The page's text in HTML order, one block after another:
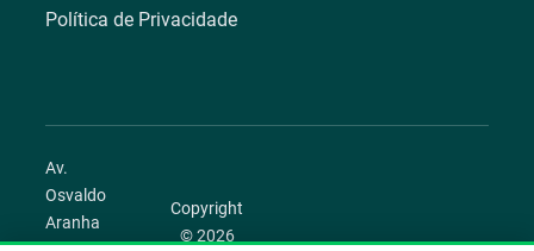
Política de Privacidade
Av.
Osvaldo
Aranha
Copyright
© 2026